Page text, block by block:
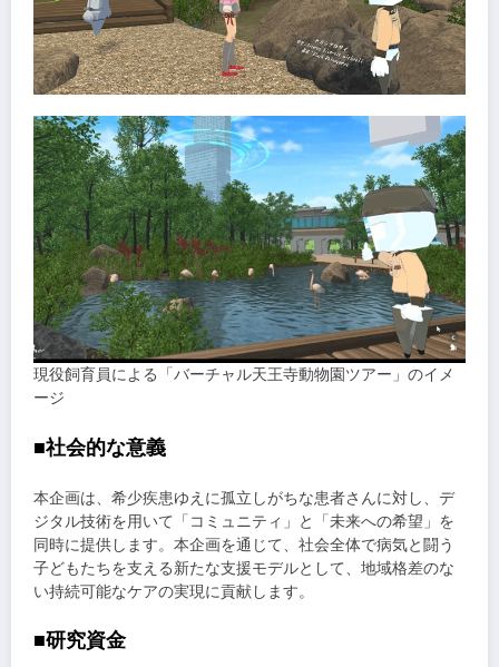
現役飼育員による「バーチャル天王寺動物園ツアー」のイメ
ージ
■社会的な意義
本企画は、希少疾患ゆえに孤立しがちな患者さんに対し、デ
ジタル技術を用いて「コミュニティ」と「未来への希望」を
同時に提供します。本企画を通じて、社会全体で病気と闘う
子どもたちを支える新たな支援モデルとして、地域格差のな
い持続可能なケアの実現に貢献します。
■研究資金